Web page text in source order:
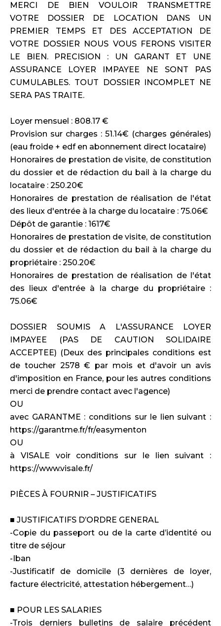
MERCI DE BIEN VOULOIR TRANSMETTRE
VOTRE DOSSIER DE LOCATION DANS UN
PREMIER TEMPS ET DES ACCEPTATION DE
VOTRE DOSSIER NOUS VOUS FERONS VISITER
LE BIEN. PRECISION : UN GARANT ET UNE
ASSURANCE LOYER IMPAYEE NE SONT PAS
CUMULABLES. TOUT DOSSIER INCOMPLET NE
SERA PAS TRAITE.
Loyer mensuel : 808.17 €
Provision sur charges : 51.14€ (charges générales)
(eau froide + edf en abonnement direct locataire)
Honoraires de prestation de visite, de constitution
du dossier et de rédaction du bail à la charge du
locataire : 250.20€
Honoraires de prestation de réalisation de l'état
des lieux d'entrée à la charge du locataire : 75.06€
Dépôt de garantie : 1617€
Honoraires de prestation de visite, de constitution
du dossier et de rédaction du bail à la charge du
propriétaire : 250.20€
Honoraires de prestation de réalisation de l'état
des lieux d'entrée à la charge du propriétaire :
75.06€
DOSSIER SOUMIS A L'ASSURANCE LOYER
IMPAYEE (PAS DE CAUTION SOLIDAIRE
ACCEPTEE) (Deux des principales conditions est
de toucher 2578 € par mois et d'avoir un avis
d'imposition en France, pour les autres conditions
merci de prendre contact avec l'agence)
OU
avec GARANTME : conditions sur le lien suivant :
https://garantme.fr/fr/easymenton
OU
à VISALE voir conditions sur le lien suivant :
https://www.visale.fr/
PIÈCES À FOURNIR – JUSTIFICATIFS
■ JUSTIFICATIFS D’ORDRE GENERAL
-Copie du passeport ou de la carte d’identité ou
titre de séjour
-Iban
-Justificatif de domicile (3 dernières de loyer,
facture électricité, attestation hébergement…)
■ POUR LES SALARIES
-Trois derniers bulletins de salaire précédent